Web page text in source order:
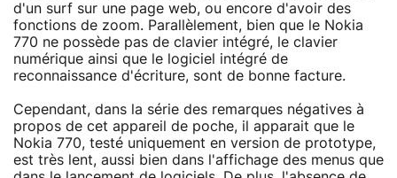
d'un surf sur une page web, ou encore d'avoir des
fonctions de zoom. Parallèlement, bien que le Nokia
770 ne possède pas de clavier intégré, le clavier
numérique ainsi que le logiciel intégré de
reconnaissance d'écriture, sont de bonne facture.
Cependant, dans la série des remarques négatives à
propos de cet appareil de poche, il apparait que le
Nokia 770, testé uniquement en version de prototype,
est très lent, aussi bien dans l'affichage des menus que